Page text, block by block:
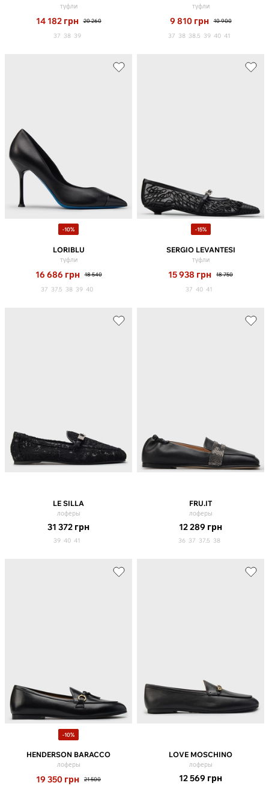
туфли
14 182 грн 20 260
37 38 39
туфли
9 810 грн 10 900
37 38 38.5 39 40 41
-10%
LORIBLU
туфли
16 686 грн 18 540
37 37.5 38 39 40
-15%
SERGIO LEVANTESI
туфли
15 938 грн 18 750
37 40 41
LE SILLA
лоферы
31 372 грн
39 40 41
FRU.IT
лоферы
12 289 грн
36 37 37.5 38
-10%
HENDERSON BARACCO
лоферы
19 350 грн 21 500
LOVE MOSCHINO
лоферы
12 569 грн